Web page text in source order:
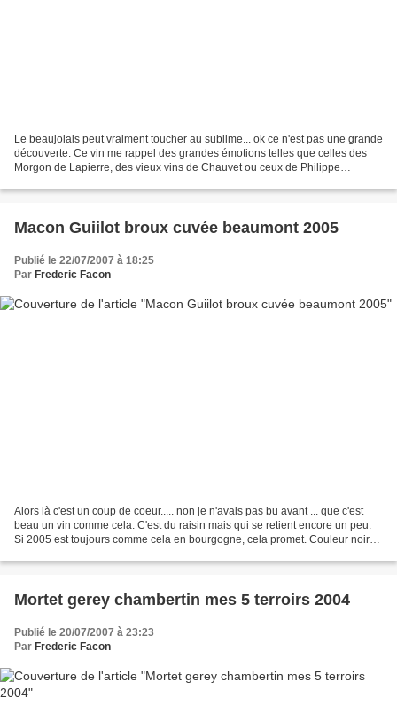
Le beaujolais peut vraiment toucher au sublime... ok ce n'est pas une grande
découverte. Ce vin me rappel des grandes émotions telles que celles des
Morgon de Lapierre, des vieux vins de Chauvet ou ceux de Philippe
Macon Guiilot broux cuvée beaumont 2005
Publié le 22/07/2007 à 18:25
Par Frederic Facon
Alors là c'est un coup de coeur..... non je n'avais pas bu avant ... que c'est
beau un vin comme cela. C'est du raisin mais qui se retient encore un peu.
Si 2005 est toujours comme cela en bourgogne, cela promet. Couleur noire
Mortet gerey chambertin mes 5 terroirs 2004
Publié le 20/07/2007 à 23:23
Par Frederic Facon